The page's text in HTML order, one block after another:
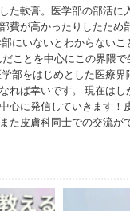
た軟膏。医学部の部活に
費が高かったりしたため
にいないとわからないこ
ことを中心にこの界隈で
部をはじめとした医療界
れば幸いです。 現在はし
心に発信していきます！
た皮膚科同士での交流が